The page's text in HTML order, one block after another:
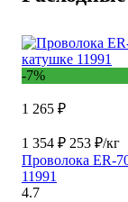
-7%
1 265 ₽
1 354 ₽ 253 ₽/кг
Проволока ER-
11991
4.7